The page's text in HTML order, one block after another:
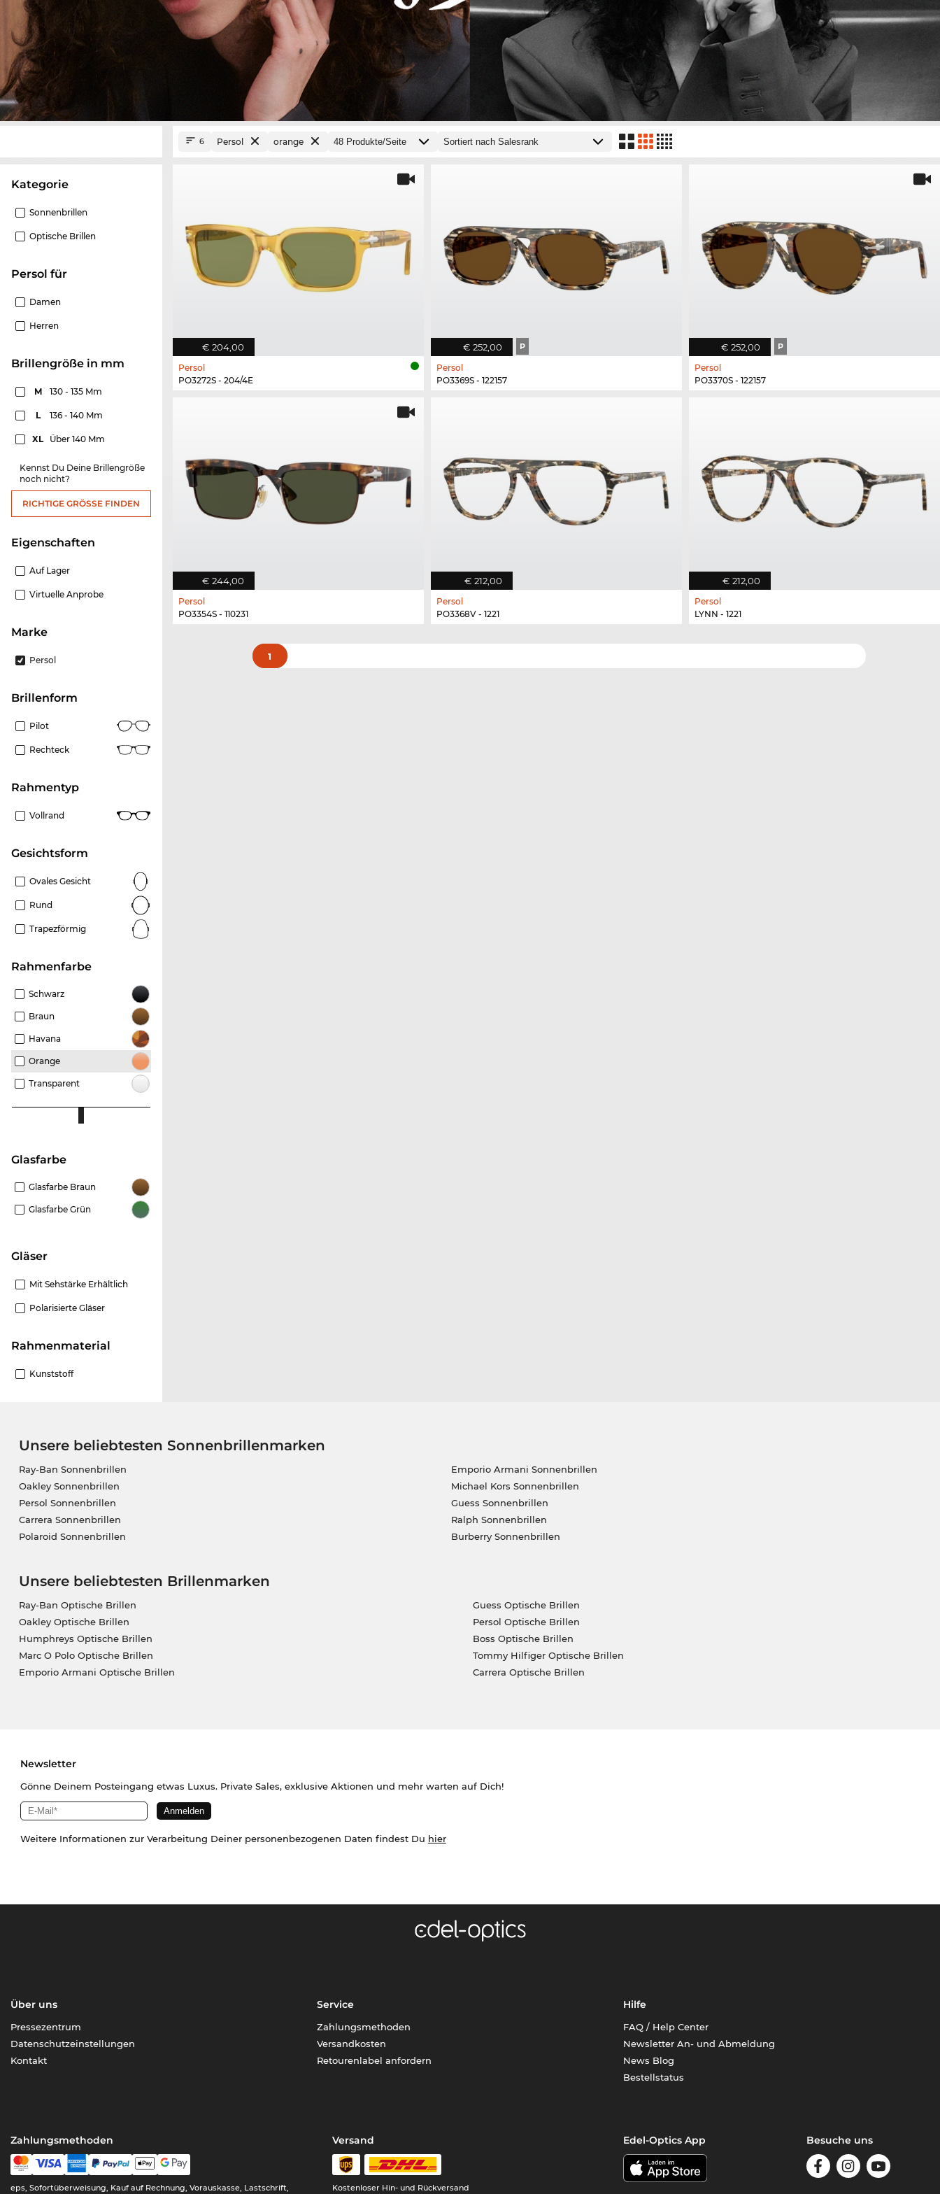
Kategorie
Sonnenbrillen
Optische Brillen
Persol für
Damen
Herren
Brillengröße in mm
M 130 - 135 Mm
L 136 - 140 Mm
XL Über 140 Mm
Kennst Du Deine Brillengröße
noch nicht?
RICHTIGE GRÖSSE FINDEN
Eigenschaften
Auf Lager
Virtuelle Anprobe
Marke
Persol
Brillenform
Pilot
Rechteck
Rahmentyp
Vollrand
Gesichtsform
Ovales Gesicht
Rund
Trapezförmig
Rahmenfarbe
Schwarz
Braun
Havana
Orange
Transparent
Glasfarbe
Glasfarbe Braun
Glasfarbe Grün
Gläser
Mit Sehstärke Erhältlich
Polarisierte Gläser
Rahmenmaterial
Kunststoff
6 Persol orange
€ 204,00
Persol
PO3272S - 204/4E
€ 252,00 P
Persol
PO3369S - 122157
€ 252,00 P
Persol
PO3370S - 122157
€ 244,00
Persol
PO3354S - 110231
€ 212,00
Persol
PO3368V - 1221
€ 212,00
Persol
LYNN - 1221
1
Unsere beliebtesten Sonnenbrillenmarken
Ray-Ban Sonnenbrillen
Oakley Sonnenbrillen
Persol Sonnenbrillen
Carrera Sonnenbrillen
Polaroid Sonnenbrillen
Emporio Armani Sonnenbrillen
Michael Kors Sonnenbrillen
Guess Sonnenbrillen
Ralph Sonnenbrillen
Burberry Sonnenbrillen
Unsere beliebtesten Brillenmarken
Ray-Ban Optische Brillen
Oakley Optische Brillen
Humphreys Optische Brillen
Marc O Polo Optische Brillen
Emporio Armani Optische Brillen
Guess Optische Brillen
Persol Optische Brillen
Boss Optische Brillen
Tommy Hilfiger Optische Brillen
Carrera Optische Brillen
Newsletter
Gönne Deinem Posteingang etwas Luxus. Private Sales, exklusive Aktionen und mehr warten auf Dich!
Weitere Informationen zur Verarbeitung Deiner personenbezogenen Daten findest Du hier
Über uns
Pressezentrum
Datenschutzeinstellungen
Kontakt
Service
Zahlungsmethoden
Versandkosten
Retourenlabel anfordern
Hilfe
FAQ / Help Center
Newsletter An- und Abmeldung
News Blog
Bestellstatus
Zahlungsmethoden
eps, Sofortüberweisung, Kauf auf Rechnung, Vorauskasse, Lastschrift,
Versand
Kostenloser Hin- und Rückversand
Edel-Optics App Besuche uns